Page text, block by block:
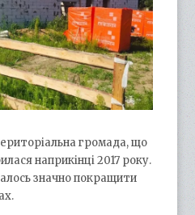
громада, що
наприкінці 2017 року.
значно покращити